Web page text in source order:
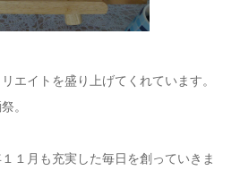
エイトを盛り上げてくれています。
。
１月も充実した毎日を創っていきま